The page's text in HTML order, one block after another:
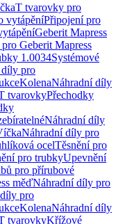
T tvarovky pro
vytápěníPřipojení pro
Geberit Mapress
Geberit Mapress
1.0034Systémové
pro
KolenaNáhradní díly
tvarovkyPřechodky
Náhradní díly
Náhradní díly pro
ocelTěsnění pro
pro trubkyUpevnění
pro přírubové
měďNáhradní díly pro
pro
KolenaNáhradní díly
tvarovkyKřížové